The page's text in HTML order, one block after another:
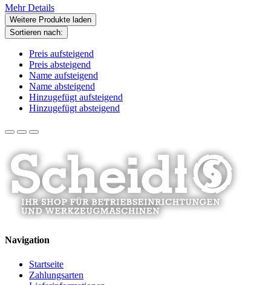
Mehr Details
Weitere Produkte laden
Sortieren nach:
Preis aufsteigend
Preis absteigend
Name aufsteigend
Name absteigend
Hinzugefügt aufsteigend
Hinzugefügt absteigend
Navigation
Startseite
Zahlungsarten